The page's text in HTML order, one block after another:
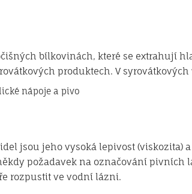
bílkovinách, které se extrahují
produktech. V
nápoje a pivo
jsou jeho vysoká lepivost (viskozita)
požadavek na označování
rozpustit ve vodní lázni.